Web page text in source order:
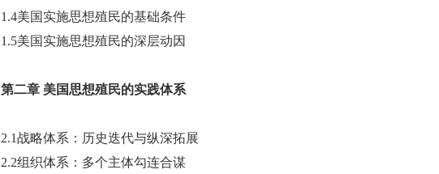
1.4美国实施思想殖民的基础条件
1.5美国实施思想殖民的深层动因
第二章 美国思想殖民的实践体系
2.1战略体系：历史迭代与纵深拓展
2.2组织体系：多个主体勾连合谋